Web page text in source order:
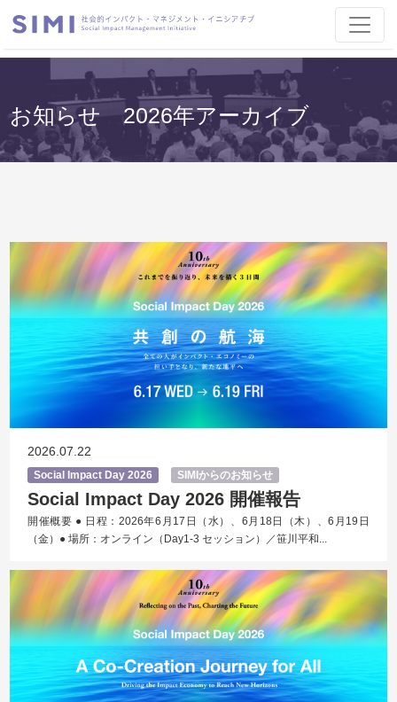
お知らせ 2026年アーカイブ
2026.07.22
Social Impact Day 2026 SIMIからのお知らせ
Social Impact Day 2026 開催報告
開催概要 ● 日程：2026年6月17日（水）、6月18日（木）、6月19日
（金）● 場所：オンライン（Day1-3 セッション）／笹川平和...